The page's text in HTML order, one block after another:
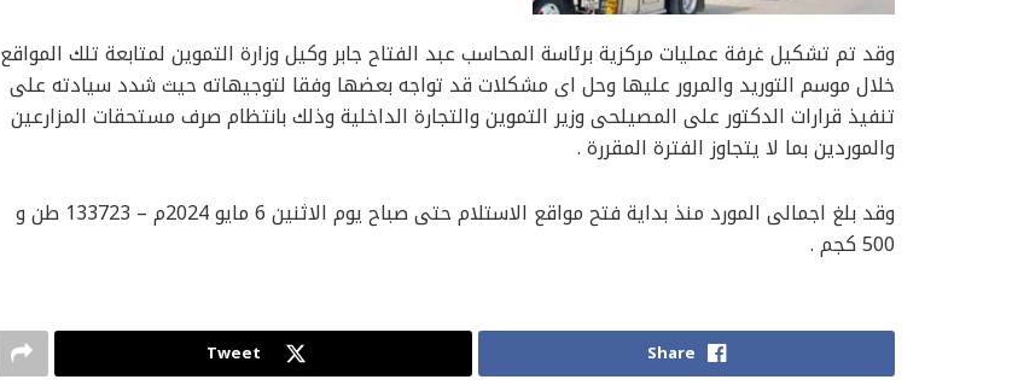
وقد تم تشكيل غرفة عمليات مركزية برئاسة المحاسب عبد الفتاح جابر وكيل وزارة التموين لمتابعة تلك المواقع
خلال موسم التوريد والمرور عليها وحل اى مشكلات قد تواجه بعضها وفقا لتوجيهاته حيث شدد سيادته على
تنفيذ قرارات الدكتور على المصيلحى وزير التموين والتجارة الداخلية وذلك بانتظام صرف مستحقات المزارعين
والموردين بما لا يتجاوز الفترة المقررة .
وقد بلغ اجمالى المورد منذ بداية فتح مواقع الاستلام حتى صباح يوم الاثنين 6 مايو 2024م – 133723 طن و
500 كجم .
Share
Tweet